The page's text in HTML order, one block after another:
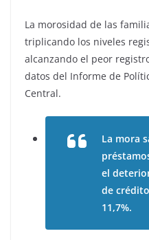
La morosidad de las
triplicando los niveles
alcanzando el peor
datos del Informe de
Central.
La mora
el
de
11,7%.